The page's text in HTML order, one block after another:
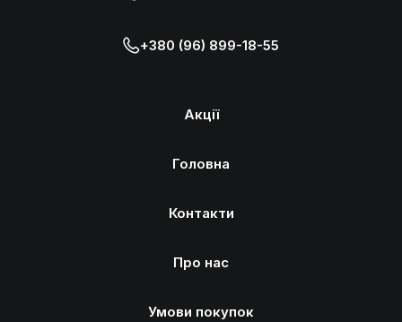
Акції
Головна
Контакти
Про нас
Умови покупок
+380 (96) 899-18-55